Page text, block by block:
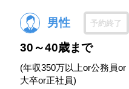
男性 予約終了
30～40歳まで
(年収350万以上or公務員or
大卒or正社員)